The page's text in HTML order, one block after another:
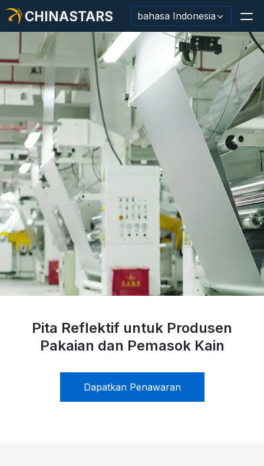
CHINASTARS bahasa Indonesia
Bahan Reflektif/Pita
Kain Reflektif Mode
Pakaian Keamanan
Bahan Menyala Dalam Gelap
Pemangkasan Pencucian Industri
Tentang CHINASTARS
Produk baru
Sertifikat
Katalog
Video
Kontak
Pita Reflektif untuk Produsen
Pakaian dan Pemasok Kain
Dapatkan Penawaran